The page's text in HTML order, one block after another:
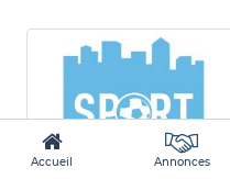
Accueil Annonces